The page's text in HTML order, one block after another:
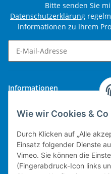
Wie wir Cookies &
Durch Klicken auf „Alle
Einsatz folgender Dienste
Vimeo. Sie können die
(Fingerabdruck-Icon links
Bitte senden Sie
Datenschutzerklärung
Informationen zu Ihrem
Informationen
Gesetzliche Informationen
Technische Umsetzung.